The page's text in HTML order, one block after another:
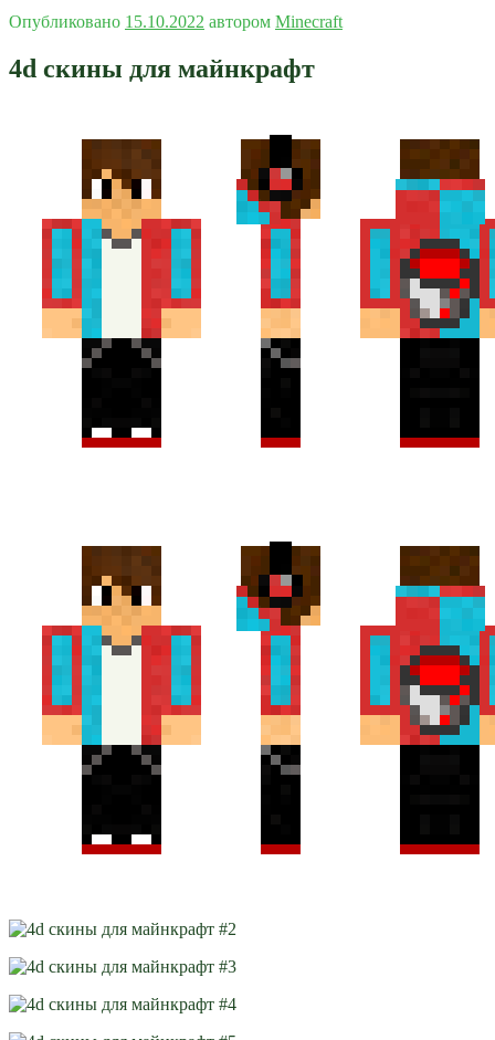
Опубликовано 15.10.2022 автором Minecraft
4d скины для майнкрафт